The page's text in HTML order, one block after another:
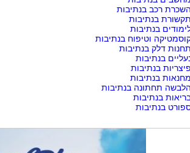
רכב בנתיבות
בנתיבות
בנתיבות
וטיפוח בנתיבות
דלק בנתיבות
בנתיבות
בנתיבות
בנתיבות
תחתונה בנתיבות
בנתיבות
בנתיבות